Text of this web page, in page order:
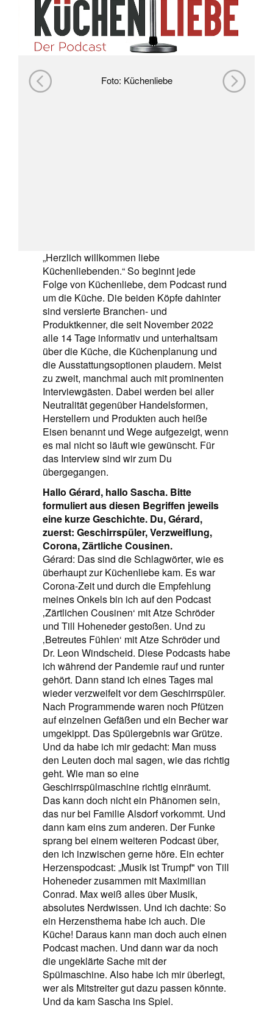
Foto: Küchenliebe
„Herzlich willkommen liebe
Küchenliebenden.“ So beginnt jede
Folge von Küchenliebe, dem Podcast rund
um die Küche. Die beiden Köpfe dahinter
sind versierte Branchen- und
Produktkenner, die seit November 2022
alle 14 Tage informativ und unterhaltsam
über die Küche, die Küchenplanung und
die Ausstattungsoptionen plaudern. Meist
zu zweit, manchmal auch mit prominenten
Interviewgästen. Dabei werden bei aller
Neutralität gegenüber Handelsformen,
Herstellern und Produkten auch heiße
Eisen benannt und Wege aufgezeigt, wenn
es mal nicht so läuft wie gewünscht. Für
das Interview sind wir zum Du
übergegangen.
Hallo Gérard, hallo Sascha. Bitte
formuliert aus diesen Begriffen jeweils
eine kurze Geschichte. Du, Gérard,
zuerst: Geschirrspüler, Verzweiflung,
Corona, Zärtliche Cousinen.
Gérard: Das sind die Schlagwörter, wie es
überhaupt zur Küchenliebe kam. Es war
Corona-Zeit und durch die Empfehlung
meines Onkels bin ich auf den Podcast
‚Zärtlichen Cousinen‘ mit Atze Schröder
und Till Hoheneder gestoßen. Und zu
‚Betreutes Fühlen‘ mit Atze Schröder und
Dr. Leon Windscheid. Diese Podcasts habe
ich während der Pandemie rauf und runter
gehört. Dann stand ich eines Tages mal
wieder verzweifelt vor dem Geschirrspüler.
Nach Programmende waren noch Pfützen
auf einzelnen Gefäßen und ein Becher war
umgekippt. Das Spülergebnis war Grütze.
Und da habe ich mir gedacht: Man muss
den Leuten doch mal sagen, wie das richtig
geht. Wie man so eine
Geschirrspülmaschine richtig einräumt.
Das kann doch nicht ein Phänomen sein,
das nur bei Familie Alsdorf vorkommt. Und
dann kam eins zum anderen. Der Funke
sprang bei einem weiteren Podcast über,
den ich inzwischen gerne höre. Ein echter
Herzenspodcast: „Musik ist Trumpf" von Till
Hoheneder zusammen mit Maximilian
Conrad. Max weiß alles über Musik,
absolutes Nerdwissen. Und ich dachte: So
ein Herzensthema habe ich auch. Die
Küche! Daraus kann man doch auch einen
Podcast machen. Und dann war da noch
die ungeklärte Sache mit der
Spülmaschine. Also habe ich mir überlegt,
wer als Mitstreiter gut dazu passen könnte.
Und da kam Sascha ins Spiel.